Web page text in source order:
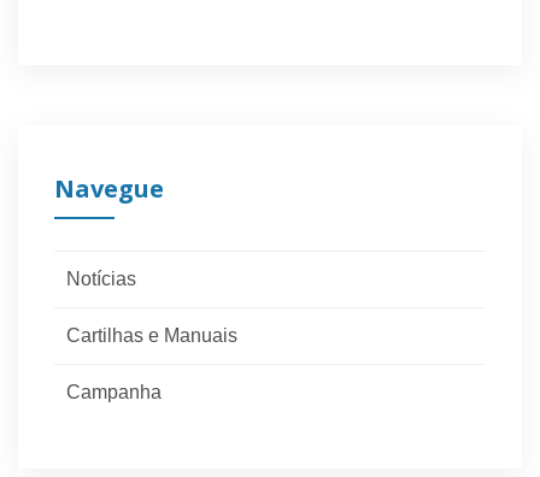
Navegue
Notícias
Cartilhas e Manuais
Campanha